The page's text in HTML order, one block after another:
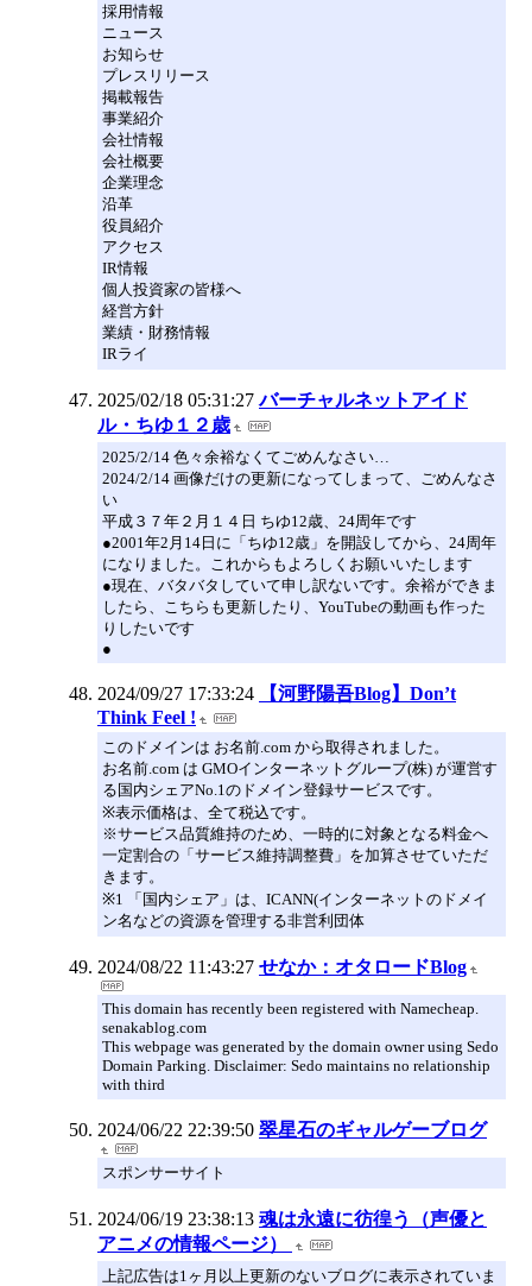
採用情報
ニュース
お知らせ
プレスリリース
掲載報告
事業紹介
会社情報
会社概要
企業理念
沿革
役員紹介
アクセス
IR情報
個人投資家の皆様へ
経営方針
業績・財務情報
IRライ
2025/02/18 05:31:27 バーチャルネットアイド
ル・ちゆ１２歳
2025/2/14 色々余裕なくてごめんなさい…
2024/2/14 画像だけの更新になってしまって、ごめんなさ
い
平成３７年２月１４日 ちゆ12歳、24周年です
●2001年2月14日に「ちゆ12歳」を開設してから、24周年
になりました。これからもよろしくお願いいたします
●現在、バタバタしていて申し訳ないです。余裕ができま
したら、こちらも更新したり、YouTubeの動画も作った
りしたいです
●
2024/09/27 17:33:24
【河野陽吾Blog】Don’t
Think Feel !
このドメインは お名前.com から取得されました。
お名前.com は GMOインターネットグループ(株) が運営す
る国内シェアNo.1のドメイン登録サービスです。
※表示価格は、全て税込です。
※サービス品質維持のため、一時的に対象となる料金へ
一定割合の「サービス維持調整費」を加算させていただ
きます。
※1 「国内シェア」は、ICANN(インターネットのドメイ
ン名などの資源を管理する非営利団体
2024/08/22 11:43:27 せなか：オタロードBlog
This domain has recently been registered with Namecheap.
senakablog.com
This webpage was generated by the domain owner using Sedo
Domain Parking. Disclaimer: Sedo maintains no relationship
with third
2024/06/22 22:39:50 翠星石のギャルゲーブログ
スポンサーサイト
2024/06/19 23:38:13 魂は永遠に彷徨う（声優と
アニメの情報ページ）
上記広告は1ヶ月以上更新のないブログに表示されていま